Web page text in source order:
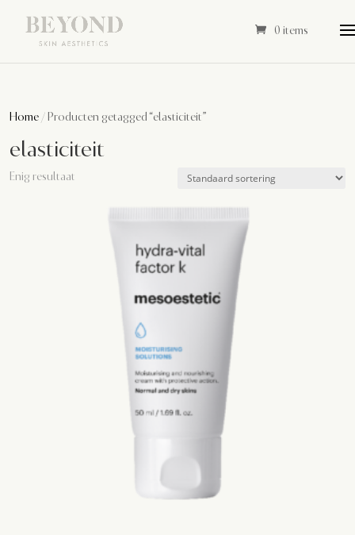
0 items
Home / Producten getagged “elasticiteit”
elasticiteit
Enig resultaat